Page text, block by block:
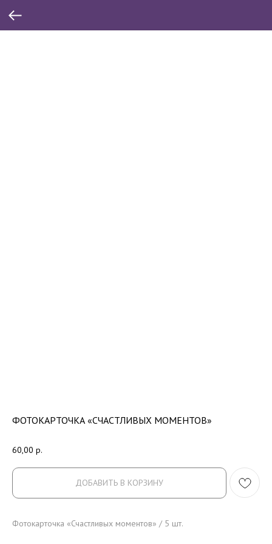
ФОТОКАРТОЧКА «СЧАСТЛИВЫХ МОМЕНТОВ»
60,00 р.
ДОБАВИТЬ В КОРЗИНУ
Фотокарточка «Счастливых моментов» / 5 шт.